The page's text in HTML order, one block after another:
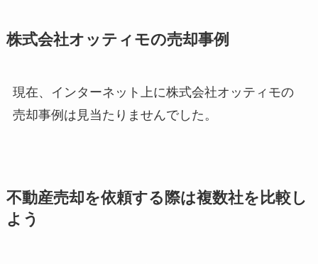
株式会社オッティモの売却事例
現在、インターネット上に株式会社オッティモの
売却事例は見当たりませんでした。
不動産売却を依頼する際は複数社を比較し
よう